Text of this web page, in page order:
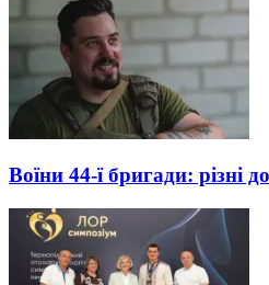
Воїни 44-ї бригади: різні